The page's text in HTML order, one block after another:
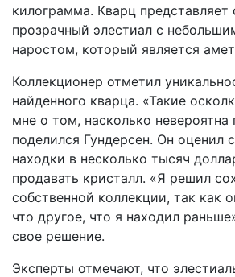
килограмма. Кварц представляет
прозрачный элестиал с
наростом, который является
Коллекционер отметил
найденного кварца. «Такие
мне о том, насколько
поделился Гундерсен. Он оценил
находки в несколько тысяч
продавать кристалл. «Я решил
собственной коллекции, так как
что другое, что я находил
свое решение.
Эксперты отмечают, что